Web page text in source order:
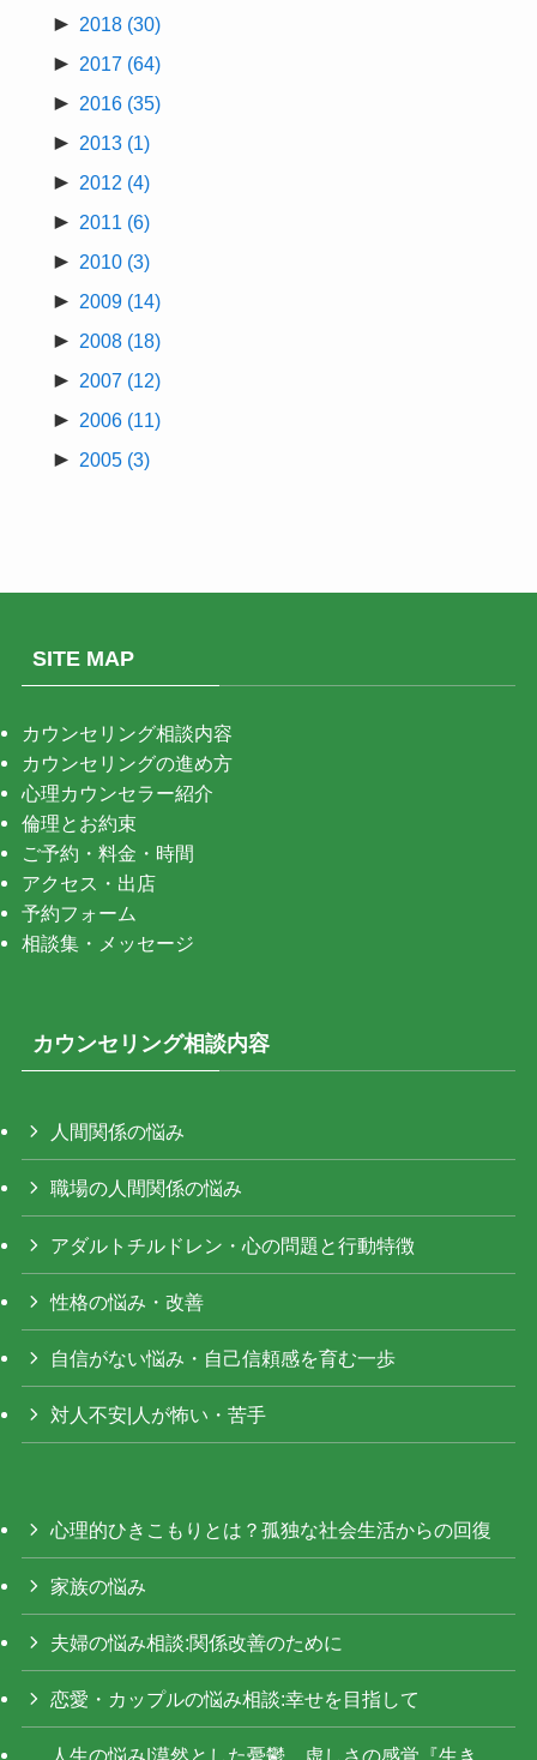
► 2018 (30)
► 2017 (64)
► 2016 (35)
► 2013 (1)
► 2012 (4)
► 2011 (6)
► 2010 (3)
► 2009 (14)
► 2008 (18)
► 2007 (12)
► 2006 (11)
► 2005 (3)
SITE MAP
カウンセリング相談内容
カウンセリングの進め方
心理カウンセラー紹介
倫理とお約束
ご予約・料金・時間
アクセス・出店
予約フォーム
相談集・メッセージ
カウンセリング相談内容
人間関係の悩み
職場の人間関係の悩み
アダルトチルドレン・心の問題と行動特徴
性格の悩み・改善
自信がない悩み・自己信頼感を育む一歩
対人不安|人が怖い・苦手
心理的ひきこもりとは？孤独な社会生活からの回復
家族の悩み
夫婦の悩み相談:関係改善のために
恋愛・カップルの悩み相談:幸せを目指して
人生の悩み|漠然とした憂鬱、虚しさの感覚『生き